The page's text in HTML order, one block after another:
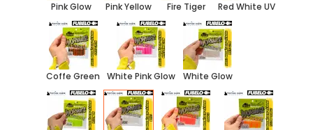
Pink Glow Pink Yellow Fire Tiger Red White UV
Coffe Green White Pink Glow White Glow